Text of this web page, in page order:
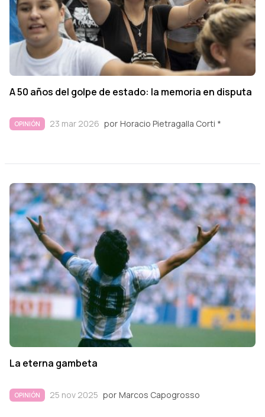
A 50 años del golpe de estado: la memoria en disputa
OPINIÓN 23 mar 2026 por Horacio Pietragalla Corti *
La eterna gambeta
OPINIÓN 25 nov 2025 por Marcos Capogrosso